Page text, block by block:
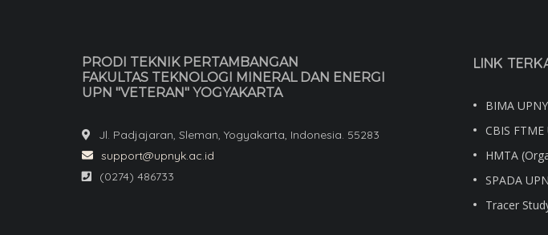
PRODI TEKNIK PERTAMBANGAN
FAKULTAS TEKNOLOGI MINERAL DAN ENERGI
UPN "VETERAN" YOGYAKARTA
Jl. Padjajaran, Sleman, Yogyakarta, Indonesia. 55283
support@upnyk.ac.id
(0274) 486733
LINK
BIMA
CBIS FTME
HMTA
SPADA
Tracer